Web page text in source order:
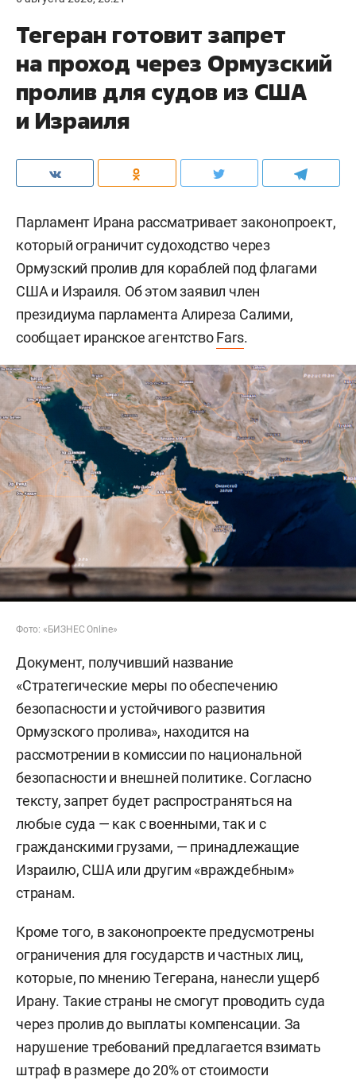
Тегеран готовит запрет
на проход через Ормузский
пролив для судов из США
и Израиля
Парламент Ирана рассматривает законопроект,
который ограничит судоходство через
Ормузский пролив для кораблей под флагами
США и Израиля. Об этом заявил член
президиума парламента Алиреза Салими,
сообщает иранское агентствоFars.
Фото: «БИЗНЕС Online»
Документ, получивший название
«Стратегические меры по обеспечению
безопасности и устойчивого развития
Ормузского пролива», находится на
рассмотрении в комиссии по национальной
безопасности и внешней политике. Согласно
тексту, запрет будет распространяться на
любые суда — как с военными, так и с
гражданскими грузами, — принадлежащие
Израилю, США или другим «враждебным»
странам.
Кроме того, в законопроекте предусмотрены
ограничения для государств и частных лиц,
которые, по мнению Тегерана, нанесли ущерб
Ирану. Такие страны не смогут проводить суда
через пролив до выплаты компенсации. За
нарушение требований предлагается взимать
штраф в размере до 20% от стоимости